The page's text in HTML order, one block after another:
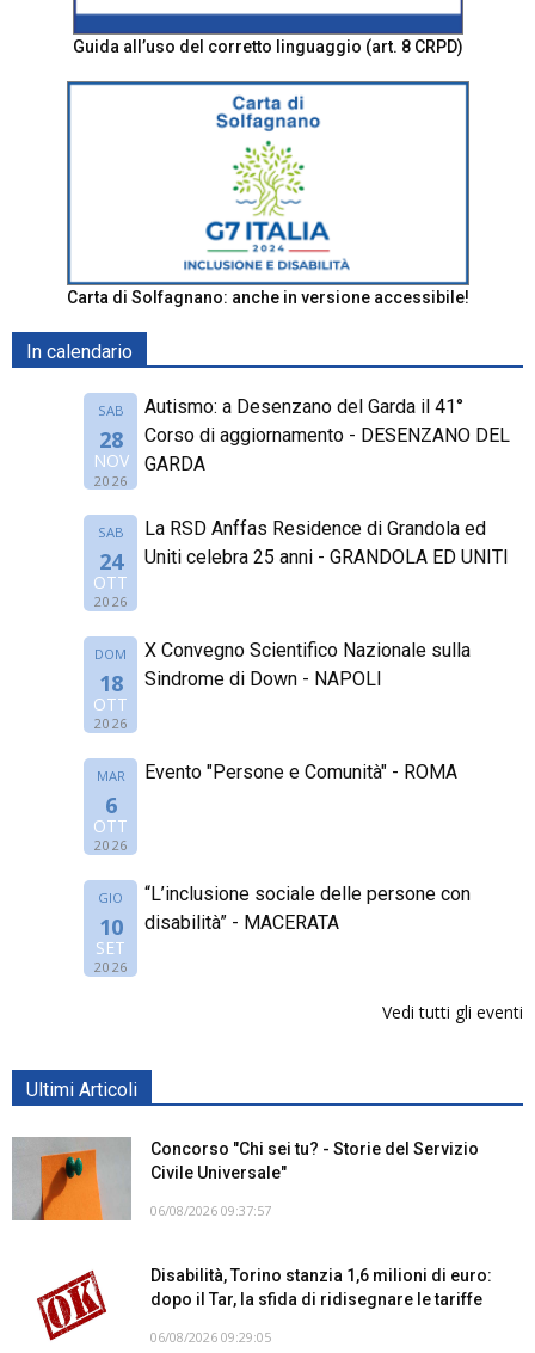
Guida all’uso del corretto linguaggio (art. 8 CRPD)
Carta di Solfagnano: anche in versione accessibile!
In calendario
SAB
28
NOV
2026
Autismo: a Desenzano del Garda il 41°
Corso di aggiornamento - DESENZANO DEL
GARDA
SAB
24
OTT
2026
La RSD Anffas Residence di Grandola ed
Uniti celebra 25 anni - GRANDOLA ED UNITI
DOM
18
OTT
2026
X Convegno Scientifico Nazionale sulla
Sindrome di Down - NAPOLI
MAR
6
OTT
2026
Evento "Persone e Comunità" - ROMA
GIO
10
SET
2026
“L’inclusione sociale delle persone con
disabilità” - MACERATA
Vedi tutti gli eventi
Ultimi Articoli
Concorso "Chi sei tu? - Storie del Servizio
Civile Universale"
06/08/2026 09:37:57
Disabilità, Torino stanzia 1,6 milioni di euro:
dopo il Tar, la sfida di ridisegnare le tariffe
06/08/2026 09:29:05